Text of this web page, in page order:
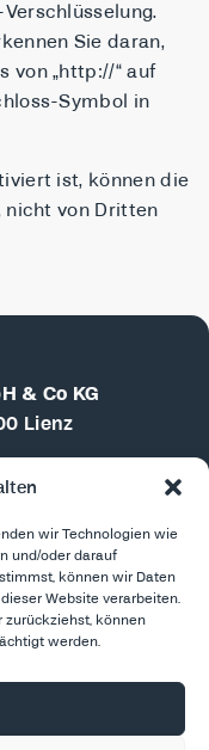
wir Technologien wie
und/oder darauf
können wir Daten
Website verarbeiten.
zurückziehst, können
werden.
Sie daran,
von „http://“ auf
Symbol in
ist, können die
nicht von Dritten
& Co KG
Lienz